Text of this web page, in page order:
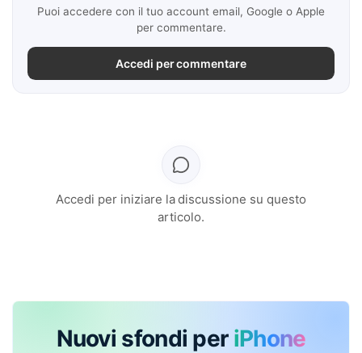
Puoi accedere con il tuo account email, Google o Apple
per commentare.
Accedi per commentare
Accedi per iniziare la discussione su questo
articolo.
Nuovi sfondi per iPhone